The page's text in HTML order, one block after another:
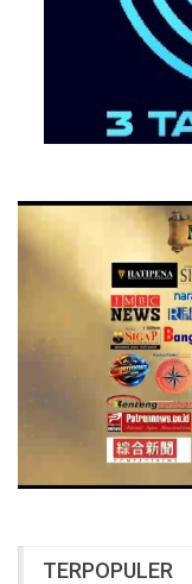
TERPOPULER